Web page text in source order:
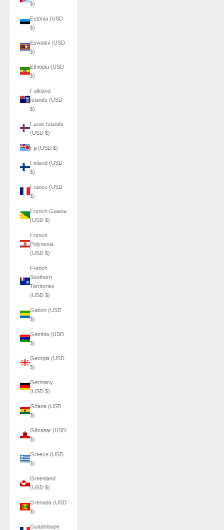
$)
Estonia (USD
$)
Eswatini (USD
$)
Ethiopia (USD
$)
Falkland
Islands (USD
$)
Faroe Islands
(USD $)
Fiji (USD $)
Finland (USD
$)
France (USD
$)
French Guiana
(USD $)
French
Polynesia
(USD $)
French
Southern
Territories
(USD $)
Gabon (USD
$)
Gambia (USD
$)
Georgia (USD
$)
Germany
(USD $)
Ghana (USD
$)
Gibraltar (USD
$)
Greece (USD
$)
Greenland
(USD $)
Grenada (USD
$)
Guadeloupe